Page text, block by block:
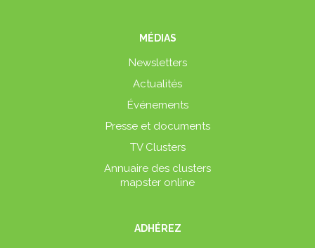
MÉDIAS
Newsletters
Actualités
Événements
Presse et documents
TV Clusters
Annuaire des clusters
mapster online
ADHÉREZ